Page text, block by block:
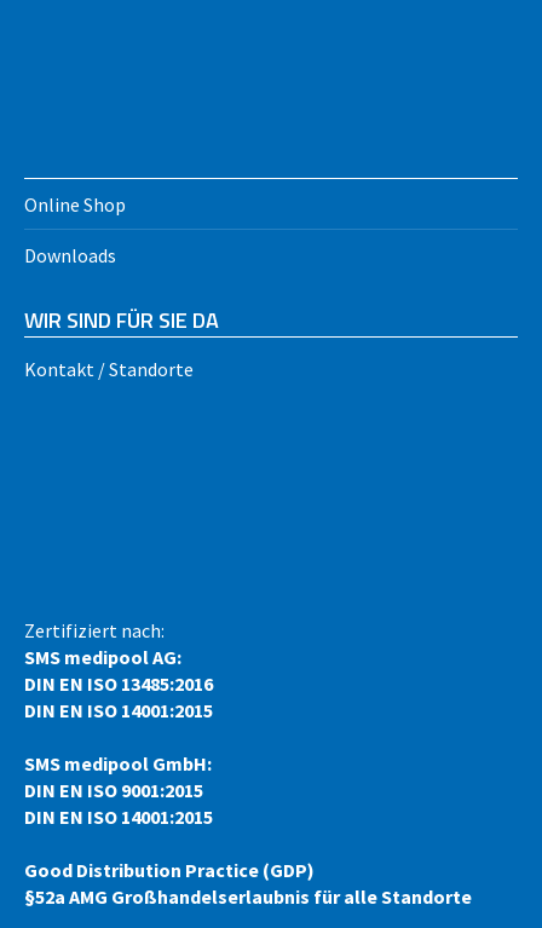
Online Shop
Downloads
WIR SIND FÜR SIE DA
Kontakt / Standorte
Zertifiziert nach:
SMS medipool AG:
DIN EN ISO 13485:2016
DIN EN ISO 14001:2015
SMS medipool GmbH:
DIN EN ISO 9001:2015
DIN EN ISO 14001:2015
Good Distribution Practice (GDP)
§52a AMG Großhandelserlaubnis für alle Standorte